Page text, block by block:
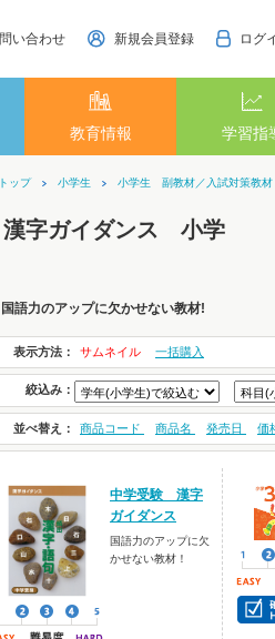
い合わせ 新規会員登録 ログ
教育情報 学習指
ップ 小学生 小学生 副教材／入試対策教材
漢字ガイダンス 小学
国語力のアップに欠かせない教材!
表示方法： サムネイル 一括購入
絞込み：
並べ替え： 商品コード 商品名 発売日 価
中学受験 漢字
ガイダンス
国語力のアップに欠
かせない教材！